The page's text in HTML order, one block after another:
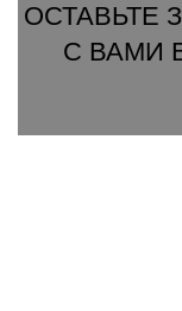
ОСТАВЬТЕ
С ВАМИ